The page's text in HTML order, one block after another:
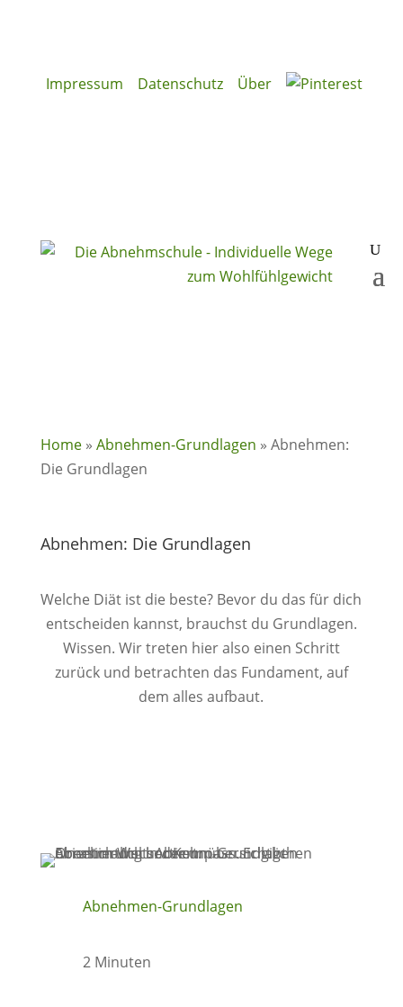
Impressum Datenschutz Über
Home» Abnehmen-Grundlagen » Abnehmen:
Die Grundlagen
Abnehmen: Die Grundlagen
Welche Diät ist die beste? Bevor du das für dich
entscheiden kannst, brauchst du Grundlagen.
Wissen. Wir treten hier also einen Schritt
zurück und betrachten das Fundament, auf
dem alles aufbaut.
Abnehmen-Grundlagen
2 Minuten